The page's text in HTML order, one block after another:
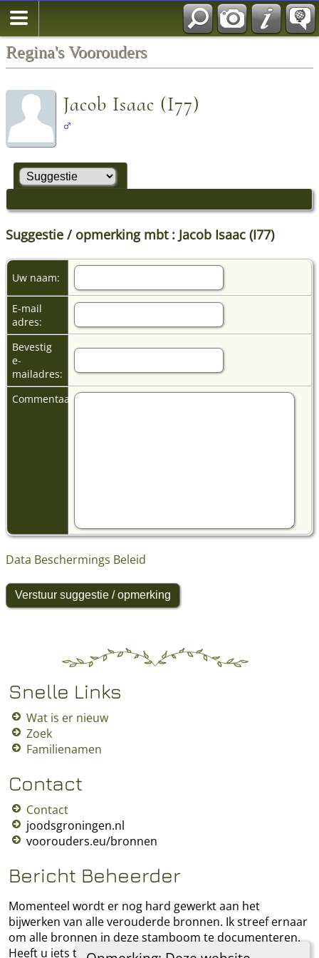
Regina's Voorouders
Jacob Isaac (I77)
Suggestie / opmerking mbt : Jacob Isaac (I77)
Uw naam:
E-mail
adres:
Bevestig
e-
mailadres:
Commentaar:
Data Beschermings Beleid
Snelle Links
Wat is er nieuw
Zoek
Familienamen
Contact
Contact
joodsgroningen.nl
voorouders.eu/bronnen
Bericht Beheerder
Momenteel wordt er nog hard gewerkt aan het
bijwerken van alle verouderde bronnen. Ik streef ernaar
om alle bronnen in deze stamboom te documenteren.
Heeft u iets toe te voegen, laat het mij dan weten.